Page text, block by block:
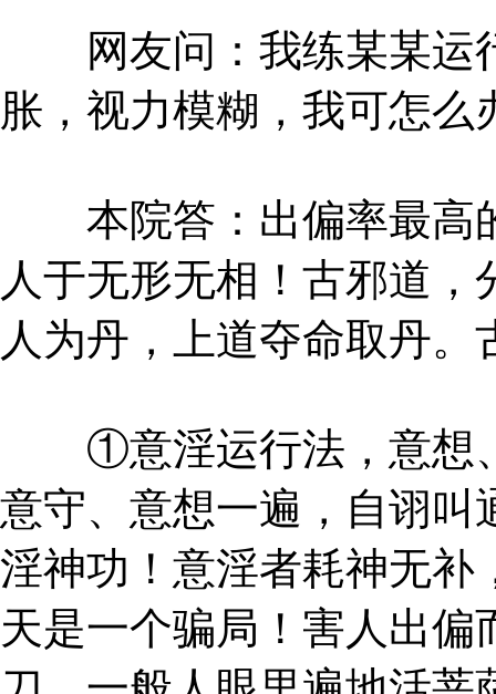
网友问：我练某某运
胀，视力模糊，我可怎么
本院答：出偏率最高
人于无形无相！古邪道
人为丹，上道夺命取丹
①意淫运行法，意想、
意守、意想一遍，自诩叫
淫神功！意淫者耗神无补
天是一个骗局！害人出